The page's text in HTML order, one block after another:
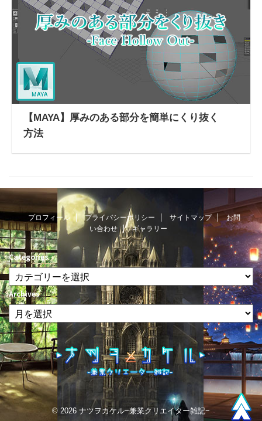
【MAYA】厚みのある部分を簡単にくり抜く
方法
プロフィール プライバシーポリシー サイトマップ
お問
い合わせ
ギャラリー
Categories
Archives
© 2026 ナツヲカケル−兼業クリエイター雑記−